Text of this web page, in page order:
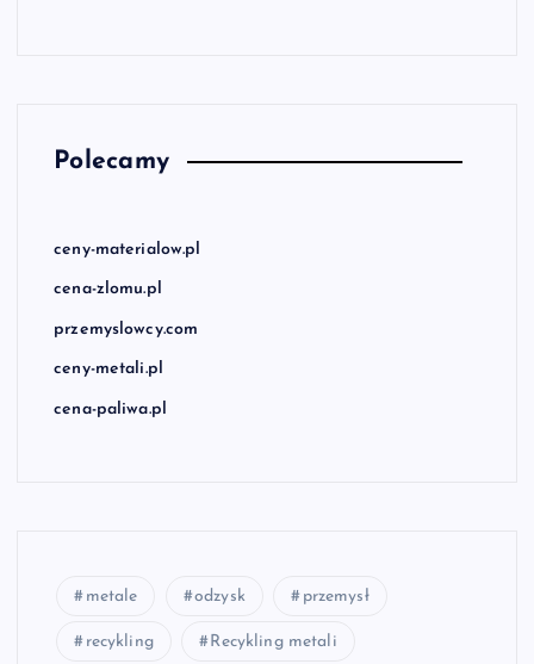
Polecamy
ceny-materialow.pl
cena-zlomu.pl
przemyslowcy.com
ceny-metali.pl
cena-paliwa.pl
metale odzysk przemysł
recykling Recykling metali